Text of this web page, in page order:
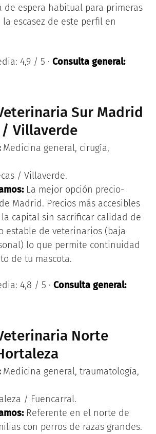
de espera habitual para primeras
escasez de este perfil en
4,9 / 5 · Consulta general:
Sur Madrid
/ Villaverde
Medicina general, cirugía,
/ Villaverde.
La mejor opción precio-
Madrid. Precios más accesibles
capital sin sacrificar calidad de
estable de veterinarios (baja
lo que permite continuidad
de tu mascota.
4,8 / 5 · Consulta general:
Norte
Medicina general, traumatología,
/ Fuencarral.
Referente en el norte de
con perros de razas grandes.